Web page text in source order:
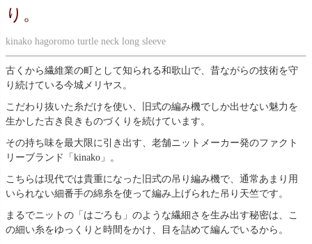
り。
kinako hagoromo turtle neck long sleeve
古くから繊維業の町として知られる和歌山で、昔ながらの技術を守
り続けている今城メリヤス。
こだわり抜いた糸だけを使い、旧式の編み機でしか出せない魅力を
生かした古き良きものづくりを続けています。
その持ち味を最大限に引き出す、老舗ニットメーカー発のファクト
リーブランド「kinako」。
こちらは現代では貴重になった旧式の吊り編み機で、通常あまり用
いられない細番手の綿糸を使って編み上げられた吊り天竺です。
まるでニットの「はごろも」のような繊細さを生み出す秘密は、こ
の細い糸をゆっくりと時間をかけ、目を詰めて編んでいるから。